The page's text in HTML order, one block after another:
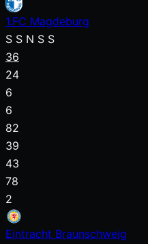
1.FC Magdeburg
S S N S S
36
24
6
6
82
39
43
78
2
Eintracht Braunschweig